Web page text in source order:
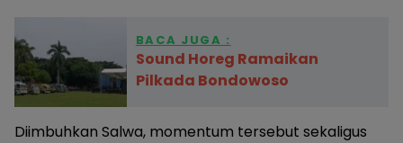
BACA JUGA :
Sound Horeg Ramaikan
Pilkada Bondowoso
Diimbuhkan Salwa, momentum tersebut sekaligus